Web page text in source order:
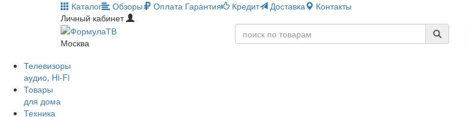
Каталог Обзоры Оплата Гарантия Кредит Доставка
Контакты
Личный кабинет
Москва
Телевизоры
аудио, Hi-Fi
Товары
для дома
Техника